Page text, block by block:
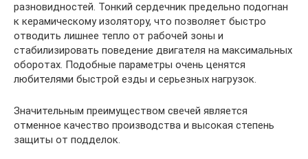
разновидностей. Тонкий сердечник предельно подогнан
к керамическому изолятору, что позволяет быстро
отводить лишнее тепло от рабочей зоны и
стабилизировать поведение двигателя на максимальных
оборотах. Подобные параметры очень ценятся
любителями быстрой езды и серьезных нагрузок.
Значительным преимуществом свечей является
отменное качество производства и высокая степень
защиты от подделок.